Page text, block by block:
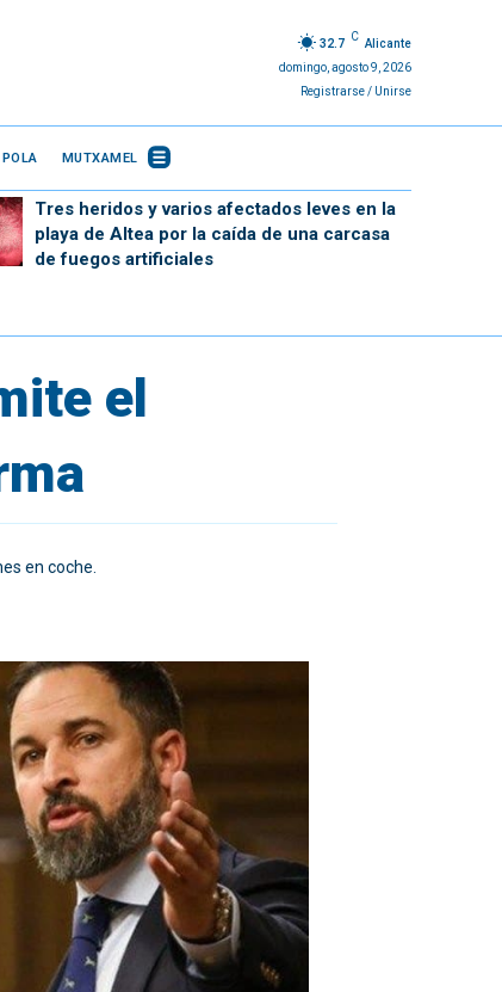
32.7
C
Alicante
domingo, agosto 9, 2026
Registrarse / Unirse
MUTXAMEL
Tres heridos y varios afectados leves en la
playa de Altea por la caída de una carcasa
de fuegos artificiales
el
en coche.